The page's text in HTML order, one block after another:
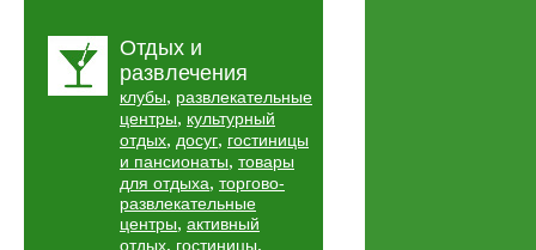
Отдых и
развлечения
клубы, развлекательные
центры, культурный
отдых, досуг, гостиницы
и пансионаты, товары
для отдыха, торгово-
развлекательные
центры, активный
отдых, гостиницы,